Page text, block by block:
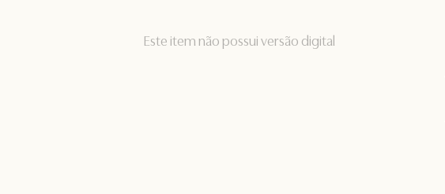
Este item não possui versão digital